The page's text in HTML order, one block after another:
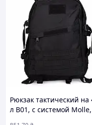
Рюкзак тактический на
л B01, с системой Molle,